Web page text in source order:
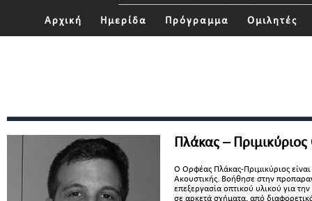
Αρχική Ημερίδα Πρόγραμμα Ομιλητές
Πλάκας –
Ο Ορφέας Πλάκας-Πριμικύριος
Ακουστικής. Βοήθησε στην
επεξεργασία οπτικού υλικού για
σε αρκετά σχήματα, από